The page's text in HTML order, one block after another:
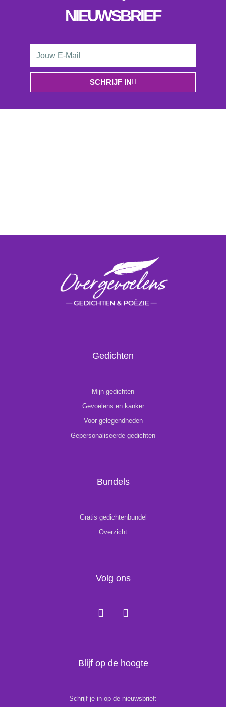
NIEUWSBRIEF
SCHRIJF IN
Gedichten
Mijn gedichten
Gevoelens en kanker
Voor gelegendheden
Gepersonaliseerde gedichten
Bundels
Gratis gedichtenbundel
Overzicht
Volg ons
F
a
o
o
I
n
g
r
Blijf op de hoogte
Schrijf je in op de nieuwsbrief: